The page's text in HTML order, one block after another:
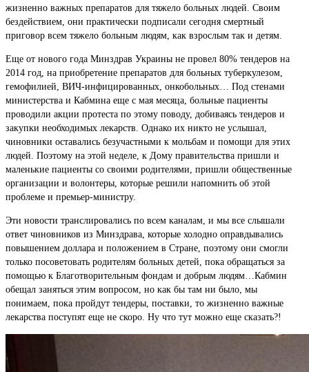
жизненно важных препаратов для тяжело больных людей. Своим
бездействием, они практически подписали сегодня смертный
приговор всем тяжело больным людям, как взрослым так и детям.
Еще от нового года Минздрав Украины не провел 80% тендеров на
2014 год, на приобретение препаратов для больных туберкулезом,
гемофилией, ВИЧ-инфицированных, онкобольных… Под стенами
министерства и Кабмина еще с мая месяца, больные пациенты
проводили акции протеста по этому поводу, добиваясь тендеров и
закупки необходимых лекарств. Однако их никто не услышал,
чиновники оставались безучастными к мольбам и помощи для этих
людей. Поэтому на этой неделе, к Дому правительства пришли и
маленькие пациенты со своими родителями, пришли общественные
организации и волонтеры, которые решили напомнить об этой
проблеме и премьер-министру.
Эти новости транслировались по всем каналам, и мы все слышали
ответ чиновников из Минздрава, которые холодно оправдывались
повышением доллара и положением в Стране, поэтому они смогли
только посоветовать родителям больных детей, пока обращаться за
помощью к Благотворительным фондам и добрым людям…Кабмин
обещал заняться этим вопросом, но как бы там ни было, мы
понимаем, пока пройдут тендеры, поставки, то жизненно важные
лекарства поступят еще не скоро. Ну что тут можно еще сказать?!